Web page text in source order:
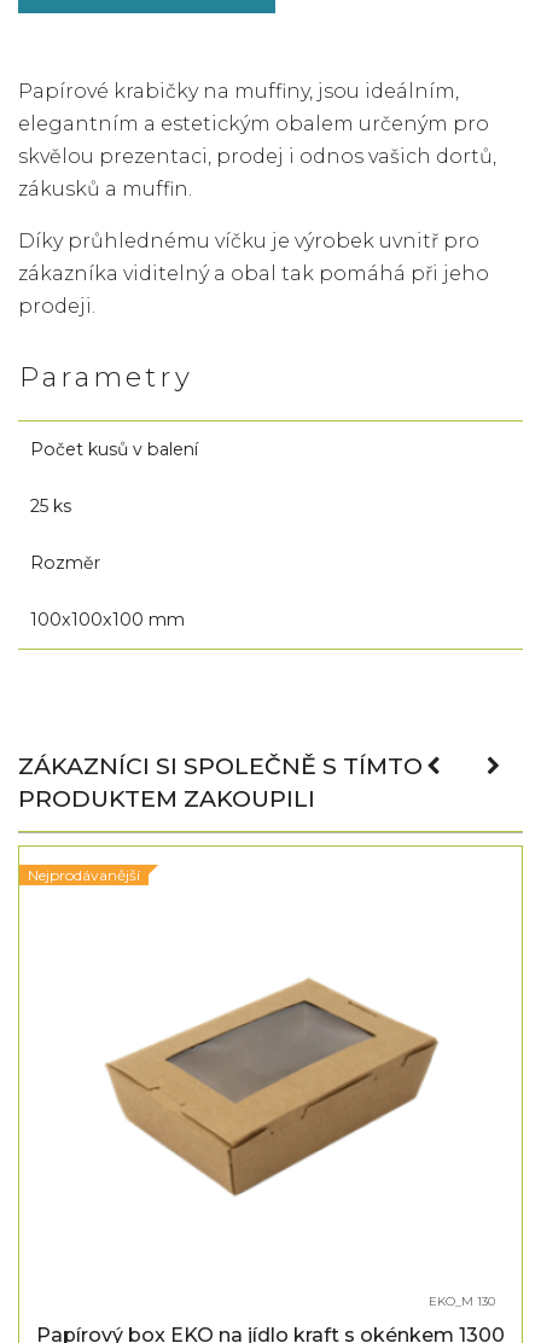
Papírové krabičky na muffiny, jsou ideálním,
elegantním a estetickým obalem určeným pro
skvělou prezentaci, prodej i odnos vašich dortů,
zákusků a muffin.
Díky průhlednému víčku je výrobek uvnitř pro
zákazníka viditelný a obal tak pomáhá při jeho
prodeji.
Parametry
Počet kusů v balení
25 ks
Rozměr
100x100x100 mm
ZÁKAZNÍCI SI SPOLEČNĚ S TÍMTO
PRODUKTEM ZAKOUPILI
Nejprodávanější
EKO_M 130
Papírový box EKO na jídlo kraft s okénkem 1300